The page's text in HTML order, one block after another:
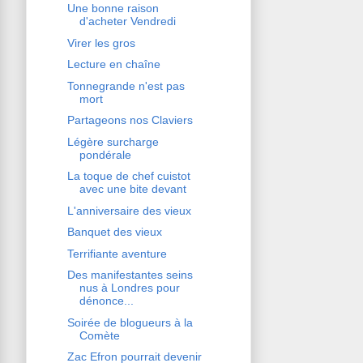
Une bonne raison
d'acheter Vendredi
Virer les gros
Lecture en chaîne
Tonnegrande n'est pas
mort
Partageons nos Claviers
Légère surcharge
pondérale
La toque de chef cuistot
avec une bite devant
L'anniversaire des vieux
Banquet des vieux
Terrifiante aventure
Des manifestantes seins
nus à Londres pour
dénonce...
Soirée de blogueurs à la
Comète
Zac Efron pourrait devenir